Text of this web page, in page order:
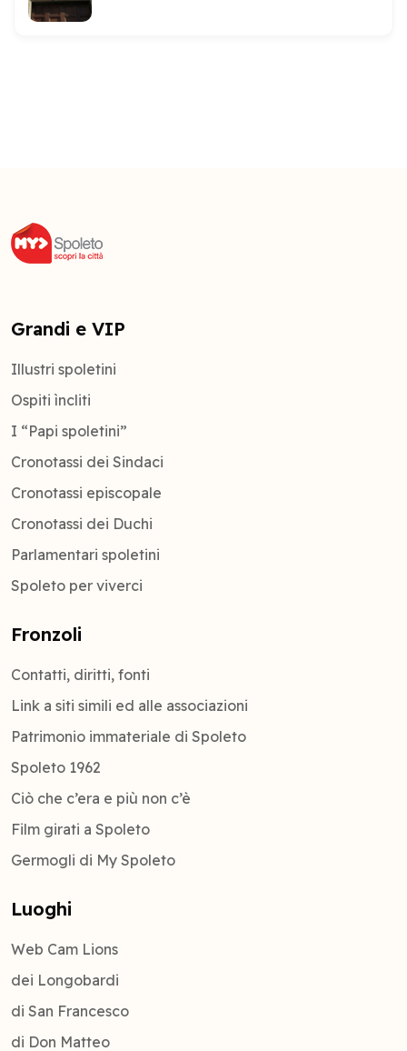
Grandi e VIP
Illustri spoletini
Ospiti ìncliti
I “Papi spoletini”
Cronotassi dei Sindaci
Cronotassi episcopale
Cronotassi dei Duchi
Parlamentari spoletini
Spoleto per viverci
Fronzoli
Contatti, diritti, fonti
Link a siti simili ed alle associazioni
Patrimonio immateriale di Spoleto
Spoleto 1962
Ciò che c’era e più non c’è
Film girati a Spoleto
Germogli di My Spoleto
Luoghi
Web Cam Lions
dei Longobardi
di San Francesco
di Don Matteo